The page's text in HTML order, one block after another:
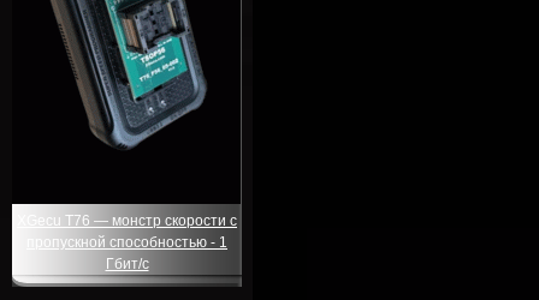
XGecu T76 — монстр скорости с
пропускной способностью - 1
Гбит/с